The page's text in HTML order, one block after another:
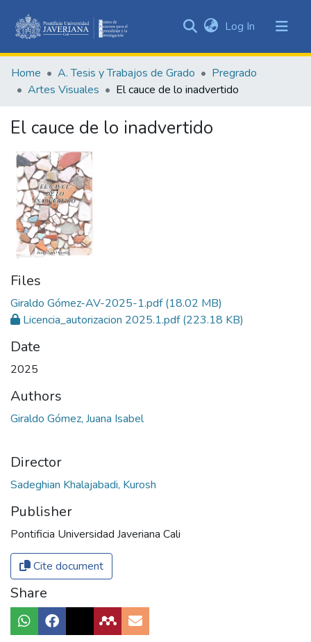
&
Collections
Statistics
Log In (current)
Home A. Tesis y Trabajos de Grado
Pregrado
Artes Visuales
El cauce de lo inadvertido
El cauce de lo inadvertido
Files
Giraldo Gómez-AV-2025-1.pdf(18.02 MB)
Licencia_autorizacion 2025.1.pdf(223.18 KB)
Date
2025
Authors
Giraldo Gómez, Juana Isabel
Director
Sadeghian Khalajabadi, Kurosh
Publisher
Pontificia Universidad Javeriana Cali
Cite document
Share